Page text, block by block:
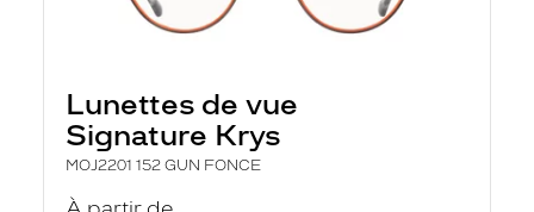
Lunettes de vue
Signature Krys
MOJ2201 152 GUN FONCE